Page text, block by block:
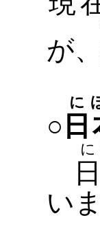
が、
○ 日
に
日
に
い